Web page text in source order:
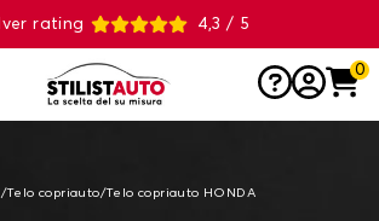
4,3 / 5
0
/Telo copriauto/Telo copriauto HONDA